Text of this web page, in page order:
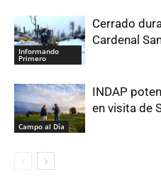
Informando
Primero
Cerrado
Cardenal
Campo al Día
INDAP
en visita de